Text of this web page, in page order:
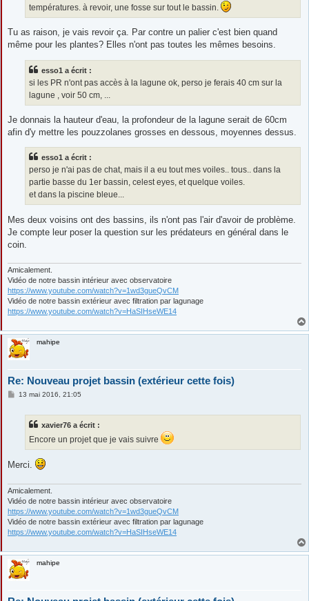
températures. à revoir, une fosse sur tout le bassin.
Tu as raison, je vais revoir ça. Par contre un palier c'est bien quand
même pour les plantes? Elles n'ont pas toutes les mêmes besoins.
esso1 a écrit :
si les PR n'ont pas accès à la lagune ok, perso je ferais 40 cm sur la
lagune , voir 50 cm, ...
Je donnais la hauteur d'eau, la profondeur de la lagune serait de 60cm
afin d'y mettre les pouzzolanes grosses en dessous, moyennes dessus.
esso1 a écrit :
perso je n'ai pas de chat, mais il a eu tout mes voiles.. tous.. dans la
partie basse du 1er bassin, celest eyes, et quelque voiles.
et dans la piscine bleue...
Mes deux voisins ont des bassins, ils n'ont pas l'air d'avoir de problème.
Je compte leur poser la question sur les prédateurs en général dans le
coin.
Amicalement.
Vidéo de notre bassin intérieur avec observatoire
https://www.youtube.com/watch?v=1wd3gueQvCM
Vidéo de notre bassin extérieur avec filtration par lagunage
https://www.youtube.com/watch?v=HaSIHseWE14
mahipe
Re: Nouveau projet bassin (extérieur cette fois)
M13 mai 2016, 21:05
xavier76 a écrit :
Encore un projet que je vais suivre
Merci.
Amicalement.
Vidéo de notre bassin intérieur avec observatoire
https://www.youtube.com/watch?v=1wd3gueQvCM
Vidéo de notre bassin extérieur avec filtration par lagunage
https://www.youtube.com/watch?v=HaSIHseWE14
mahipe